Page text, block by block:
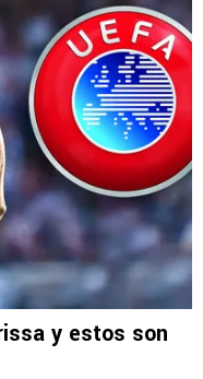
y estos son